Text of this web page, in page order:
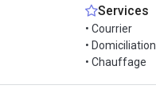
Services
• Courrier
• Domiciliation
• Chauffage